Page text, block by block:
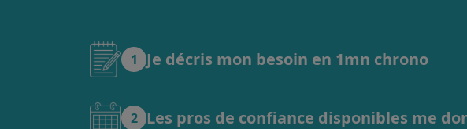
1 Je décris mon besoin en 1mn chrono
2 Les pros de confiance disponibles me